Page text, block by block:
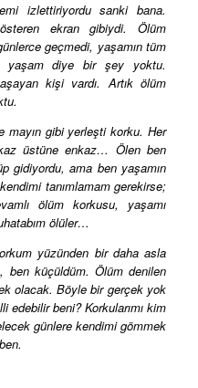
izlettiriyordu sanki bana.
ekran gibiydi. Ölüm
geçmedi, yaşamın tüm
yaşam diye bir şey yoktu.
kişi vardı. Artık ölüm
mayın gibi yerleşti korku. Her
üstüne enkaz… Ölen ben
gidiyordu, ama ben yaşamın
tanımlamam gerekirse;
ölüm korkusu, yaşamı
ölüler…
yüzünden bir daha asla
ben küçüldüm. Ölüm denilen
olacak. Böyle bir gerçek yok
beni? Korkularımı kim
günlere kendimi gömmek